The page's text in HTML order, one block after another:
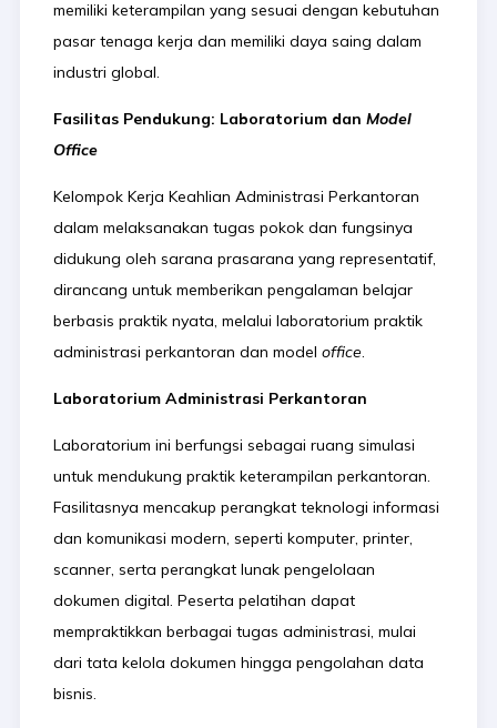
memiliki keterampilan yang sesuai dengan kebutuhan
pasar tenaga kerja dan memiliki daya saing dalam
industri global.
Fasilitas Pendukung: Laboratorium dan Model
Office
Kelompok Kerja Keahlian Administrasi Perkantoran
dalam melaksanakan tugas pokok dan fungsinya
didukung oleh sarana prasarana yang representatif,
dirancang untuk memberikan pengalaman belajar
berbasis praktik nyata, melalui laboratorium praktik
administrasi perkantoran dan model office.
Laboratorium Administrasi Perkantoran
Laboratorium ini berfungsi sebagai ruang simulasi
untuk mendukung praktik keterampilan perkantoran.
Fasilitasnya mencakup perangkat teknologi informasi
dan komunikasi modern, seperti komputer, printer,
scanner, serta perangkat lunak pengelolaan
dokumen digital. Peserta pelatihan dapat
mempraktikkan berbagai tugas administrasi, mulai
dari tata kelola dokumen hingga pengolahan data
bisnis.